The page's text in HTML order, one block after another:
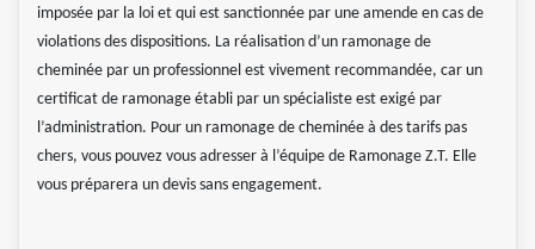
imposée par la loi et qui est sanctionnée par une amende en cas de
violations des dispositions. La réalisation d’un ramonage de
cheminée par un professionnel est vivement recommandée, car un
certificat de ramonage établi par un spécialiste est exigé par
l’administration. Pour un ramonage de cheminée à des tarifs pas
chers, vous pouvez vous adresser à l’équipe de Ramonage Z.T. Elle
vous préparera un devis sans engagement.